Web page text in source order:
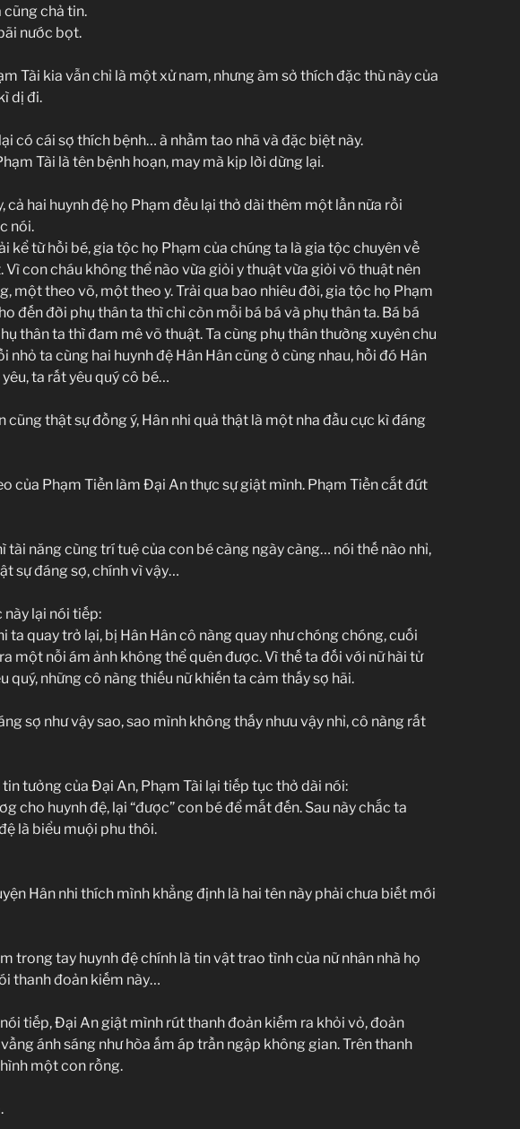
chả tin.
nước bọt.
Tài kia vẫn chỉ là một xử nam, nhưng àm sở thích đặc thù này của
dị đi.
có cái sợ thích bệnh… à nhầm tao nhã và đặc biệt này.
Tài là tên bệnh hoạn, may mà kịp lời dừng lại.
cả hai huynh đệ họ Phạm đều lại thở dài thêm một lần nữa rồi
nói.
kể từ hồi bé, gia tộc họ Phạm của chúng ta là gia tộc chuyên về
Vì con cháu không thể nào vừa giỏi y thuật vừa giỏi võ thuật nên
một theo võ, một theo y. Trải qua bao nhiêu đời, gia tộc họ Phạm
đến đời phụ thân ta thì chỉ còn mỗi bá bá và phụ thân ta. Bá bá
thân ta thì đam mê võ thuật. Ta cùng phụ thân thường xuyên chu
nhỏ ta cùng hai huynh đệ Hân Hân cũng ở cùng nhau, hồi đó Hân
ta rất yêu quý cô bé…
cũng thật sự đồng ý, Hân nhi quả thật là một nha đầu cực kì đáng
của Phạm Tiền làm Đại An thực sự giật mình. Phạm Tiền cắt đứt
năng cùng trí tuệ của con bé càng ngày càng… nói thế nào nhỉ,
sự đáng sợ, chính vì vậy…
này lại nói tiếp:
ta quay trở lại, bị Hân Hân cô nàng quay như chóng chóng, cuối
một nỗi ám ảnh không thể quên được. Vì thế ta đối với nữ hài tử
quý, những cô nàng thiếu nữ khiến ta cảm thấy sợ hãi.
sợ như vậy sao, sao mình không thấy nhưu vậy nhỉ, cô nàng rất
tưởng của Đại An, Phạm Tài lại tiếp tục thở dài nói:
cho huynh đệ, lại “được” con bé để mắt đến. Sau này chắc ta
là biểu muội phu thôi.
Hân nhi thích mình khẳng định là hai tên này phải chưa biết mới
trong tay huynh đệ chính là tin vật trao tình của nữ nhân nhà họ
thanh đoản kiếm này…
tiếp, Đại An giật mình rút thanh đoản kiếm ra khỏi vỏ, đoản
ánh sáng như hòa ấm áp trần ngập không gian. Trên thanh
một con rồng.